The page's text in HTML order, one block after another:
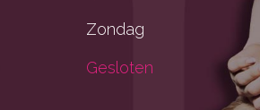
Zondag
Gesloten